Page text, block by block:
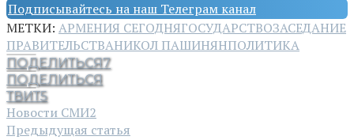
Подписывайтесь на наш Телеграм канал
МЕТКИ: АРМЕНИЯ СЕГОДНЯГОСУДАРСТВОЗАСЕДАНИЕ
ПРАВИТЕЛЬСТВАНИКОЛ ПАШИНЯНПОЛИТИКА
ПОДЕЛИТЬСЯ7
ПОДЕЛИТЬСЯ
ТВИТ5
Новости СМИ2
Предыдущая статья